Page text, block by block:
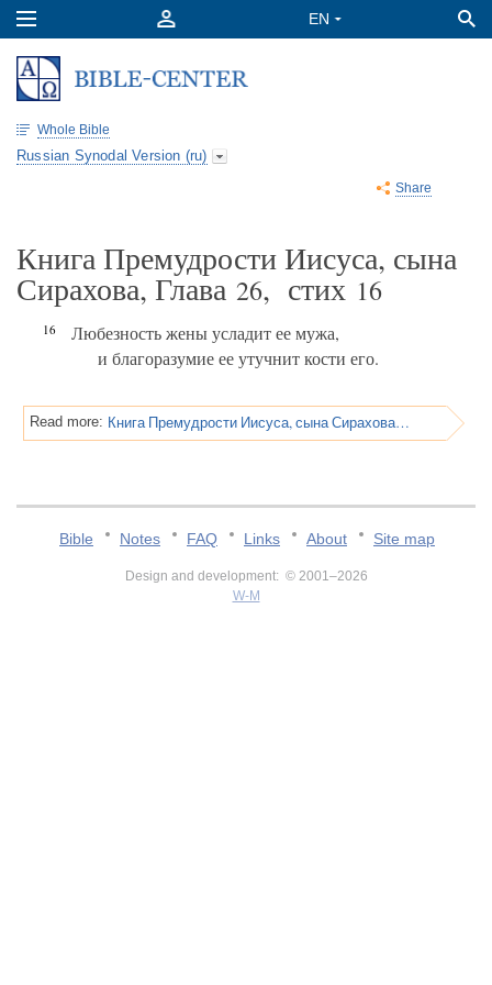
Whole Bible
Russian Synodal Version (ru)
Share
Книга Премудрости Иисуса, сына
Сирахова, Глава 26, стих 16
16
Любезность жены усладит ее мужа,
и благоразумие ее утучнит кости его.
Read more: Книга Премудрости Иисуса, сына Сирахова, Глава 26
Bible Notes FAQ Links About Site map
Design and development: © 2001–2026
W-M